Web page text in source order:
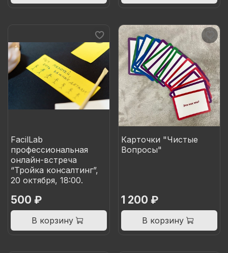
FacilLab
профессиональная
онлайн-встреча
“Тройка консалтинг”,
20 октября, 18:00.
500 ₽
В корзину
Карточки "Чистые
Вопросы"
1 200 ₽
В корзину